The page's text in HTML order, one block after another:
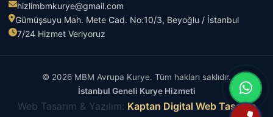
hizlimbmkurye@gmail.com
Gümüşsuyu Mah. Mete Cad. No:10/3, Beyoğlu / İstanbul
7/24 Hizmet Veriyoruz
© 2026 MBM Avrupa Kurye. Tüm hakları saklıdır.
İstanbul Geneli Kurye Hizmeti
Web Tasarım & Yazılım: Kaptan Digital Web Tasarım